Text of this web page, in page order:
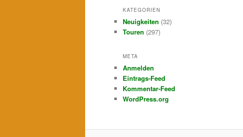
KATEGORIEN
Neuigkeiten (32)
Touren (297)
META
Anmelden
Eintrags-Feed
Kommentar-Feed
WordPress.org